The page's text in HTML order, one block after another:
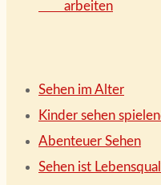
arbeiten
Sehen im Alter
Kinder sehen
Abenteuer Sehen
Sehen ist